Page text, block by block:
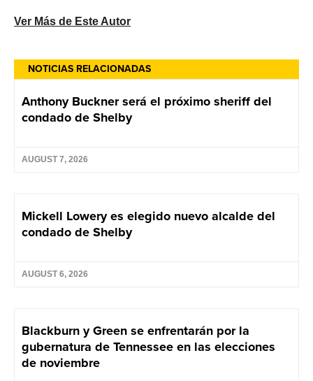
NOTICIAS RELACIONADAS
Anthony Buckner será el próximo sheriff del
condado de Shelby
AUGUST 7, 2026
Mickell Lowery es elegido nuevo alcalde del
condado de Shelby
AUGUST 6, 2026
Blackburn y Green se enfrentarán por la
gubernatura de Tennessee en las elecciones
de noviembre
Ver Más de Este Autor